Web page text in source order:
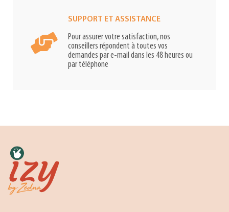
SUPPORT ET ASSISTANCE
Pour assurer votre satisfaction, nos
conseillers répondent à toutes vos
demandes par e-mail dans les 48 heures ou
par téléphone